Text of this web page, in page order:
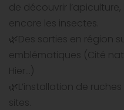
de découvrir
encore les insectes.
🌿Des sorties en région
emblématiques (Cité
Hier…)
🌿L’installation de
sites.